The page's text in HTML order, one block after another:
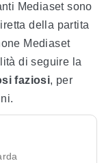
Mediaset sono
della partita
Mediaset
di seguire la
faziosi, per